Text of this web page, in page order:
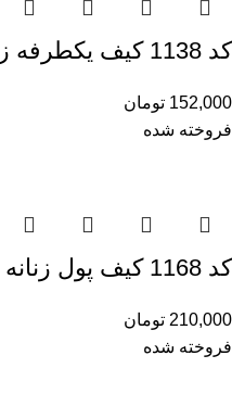
کد 1138 کیف یکطرفه زنانه رسمی
152,000 تومان
فروخته شده
کد 1168 کیف پول زنانه چرم طبیعی نینو
210,000 تومان
فروخته شده